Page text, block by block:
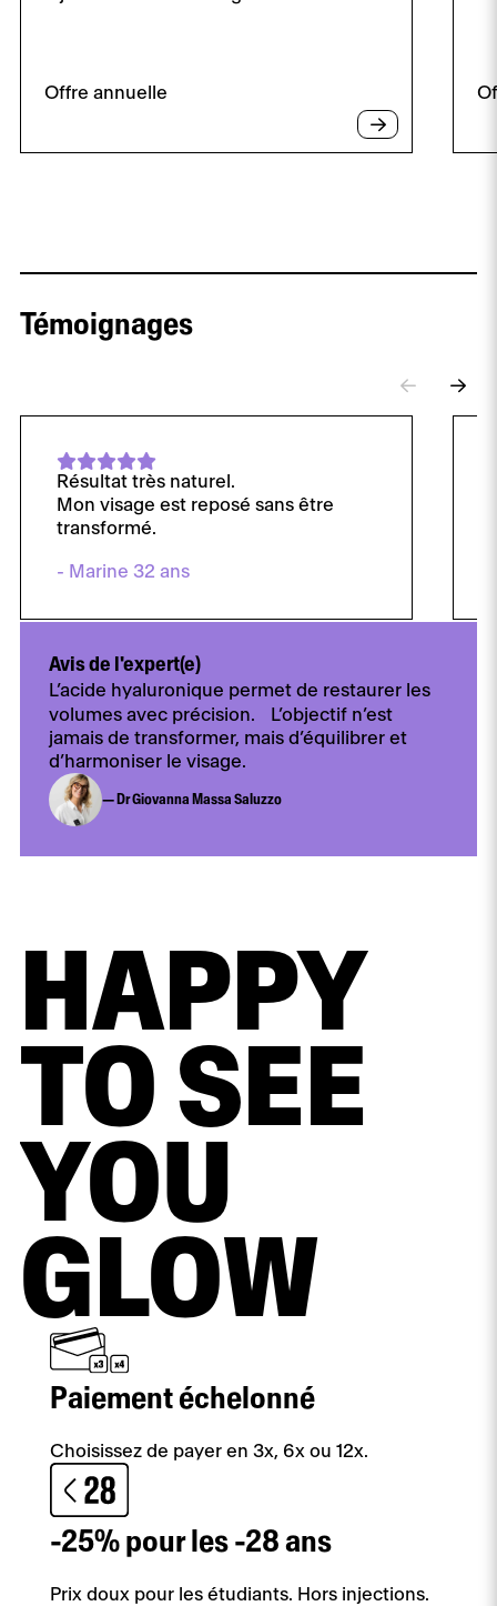
Offre annuelle
Témoignages
Résultat très naturel.
Mon visage est reposé sans être
transformé.
- Marine 32 ans
Avis de l'expert(e)
L’acide hyaluronique permet de restaurer les
volumes avec précision. L’objectif n’est
jamais de transformer, mais d’équilibrer et
d’harmoniser le visage.
— Dr Giovanna Massa Saluzzo
HAPPY
TO SEE
YOU
GLOW
Paiement échelonné
Choisissez de payer en 3x, 6x ou 12x.
-25% pour les -28 ans
Prix doux pour les étudiants. Hors injections.